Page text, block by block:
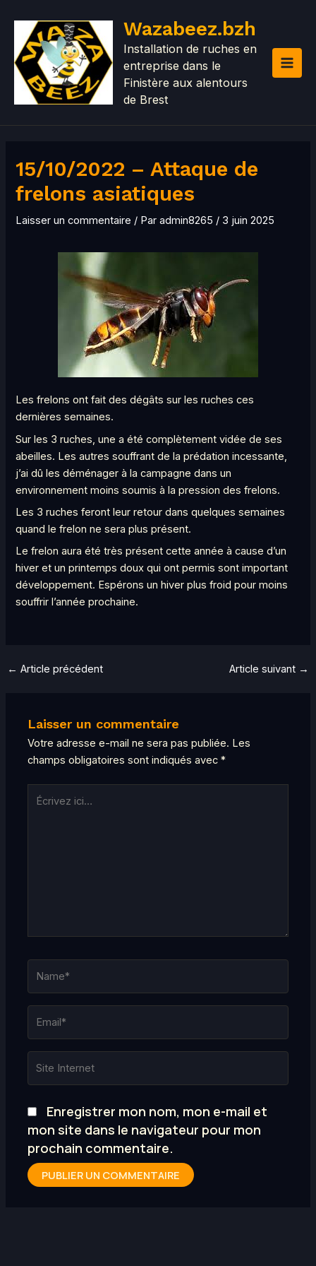
contenu
Wazabeez.bzh
Installation de ruches en
entreprise dans le
Finistère aux alentours
de Brest
15/10/2022 – Attaque de
frelons asiatiques
Laisser un commentaire / Paradmin8265 / 3 juin 2025
Les frelons ont fait des dégâts sur les ruches ces
dernières semaines.
Sur les 3 ruches, une a été complètement vidée de ses
abeilles. Les autres souffrant de la prédation incessante,
j’ai dû les déménager à la campagne dans un
environnement moins soumis à la pression des frelons.
Les 3 ruches feront leur retour dans quelques semaines
quand le frelon ne sera plus présent.
Le frelon aura été très présent cette année à cause d’un
hiver et un printemps doux qui ont permis sont important
développement. Espérons un hiver plus froid pour moins
souffrir l’année prochaine.
← Article précédent Article suivant →
Laisser un commentaire
Votre adresse e-mail ne sera pas publiée. Les
champs obligatoires sont indiqués avec*
Écrivez
ici…
Internet
Enregistrer mon nom, mon e-mail et
mon site dans le navigateur pour mon
prochain commentaire.